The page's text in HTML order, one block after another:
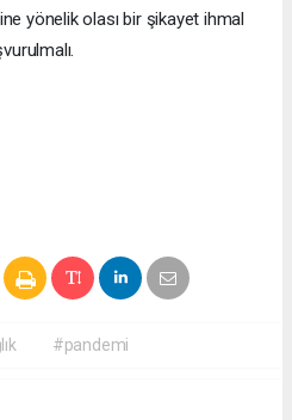
yönelik olası bir şikayet ihmal
#pandemi